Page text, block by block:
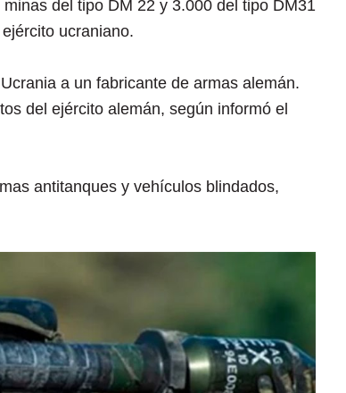
del tipo DM 22 y 3.000 del tipo DM31
ucraniano.
a un fabricante de armas alemán.
del ejército alemán, según informó el
antitanques y vehículos blindados,